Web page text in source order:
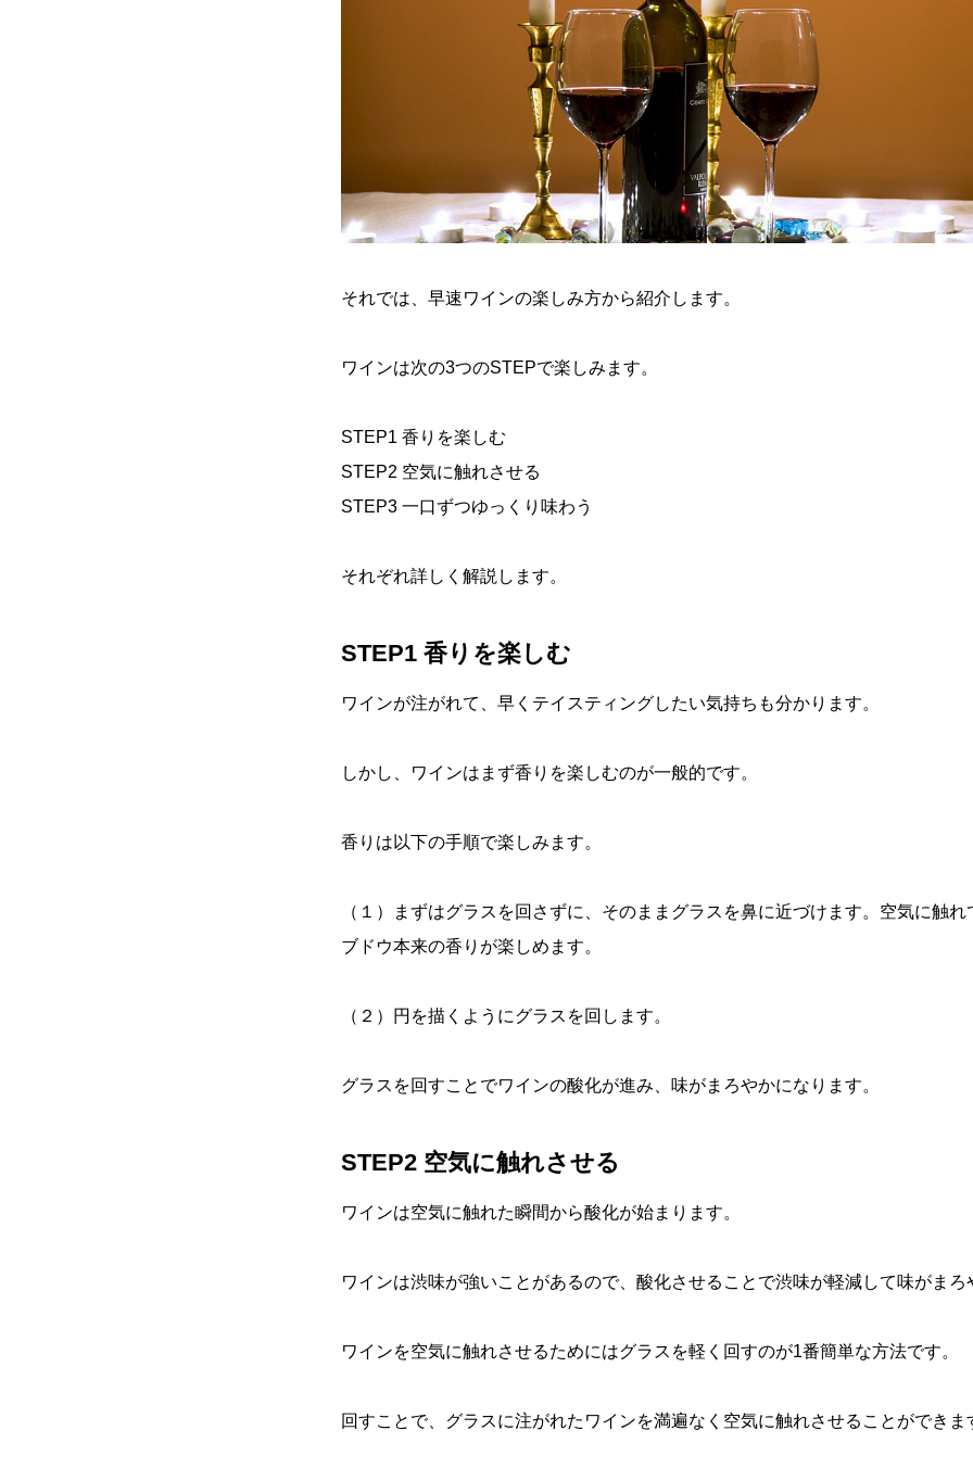
それでは、早速ワインの楽しみ方から紹介します。
ワインは次の3つのSTEPで楽しみます。
STEP1 香りを楽しむ
STEP2 空気に触れさせる
STEP3 一口ずつゆっくり味わう
それぞれ詳しく解説します。
STEP1 香りを楽しむ
ワインが注がれて、早くテイスティングしたい気持ちも分かります。
しかし、ワインはまず香りを楽しむのが一般的です。
香りは以下の手順で楽しみます。
（１）まずはグラスを回さずに、そのままグラスを鼻に近づけます。空気に触
ブドウ本来の香りが楽しめます。
（２）円を描くようにグラスを回します。
グラスを回すことでワインの酸化が進み、味がまろやかになります。
STEP2 空気に触れさせる
ワインは空気に触れた瞬間から酸化が始まります。
ワインは渋味が強いことがあるので、酸化させることで渋味が軽減して味がまろ
ワインを空気に触れさせるためにはグラスを軽く回すのが1番簡単な方法です。
回すことで、グラスに注がれたワインを満遍なく空気に触れさせることができま